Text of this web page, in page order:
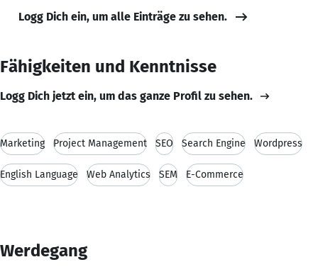
Logg Dich ein, um alle Einträge zu sehen.
Fähigkeiten und Kenntnisse
Logg Dich jetzt ein, um das ganze Profil zu sehen.
Marketing Project Management SEO Search Engine Wordpress
English Language Web Analytics SEM E-Commerce
Werdegang